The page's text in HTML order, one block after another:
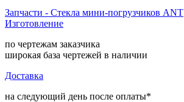
Запчасти - Стекла мини-погрузчиков ANT
Изготовление
по чертежам заказчика
широкая база чертежей в наличии
Доставка
на следующий день после оплаты*